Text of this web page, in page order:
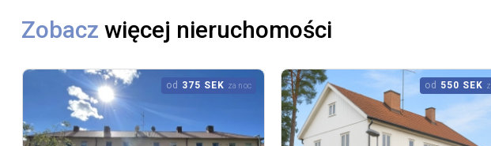
Zobacz więcej nieruchomości
od 375 SEK za noc od 550 SEK